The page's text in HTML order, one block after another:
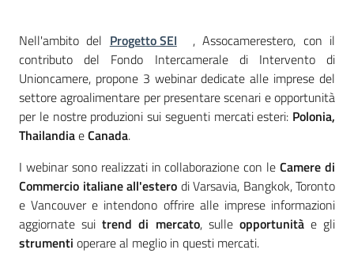
Impresa
Digitale
e
Sostenibile
La
Camera
Nell'ambito del Progetto SEI
, Assocamerestero, con il
contributo del Fondo Intercamerale di Intervento di
Unioncamere, propone 3 webinar dedicate alle imprese del
settore agroalimentare per presentare scenari e opportunità
per le nostre produzioni sui seguenti mercati esteri: Polonia,
ThailandiaeCanada.
I webinar sono realizzati in collaborazione con leCamere di
Commercio italiane all'estero di Varsavia, Bangkok, Toronto
e Vancouver e intendono offrire alle imprese informazioni
aggiornate suitrend di mercato, sulle opportunitàe gli
strumenti operare al meglio in questi mercati.